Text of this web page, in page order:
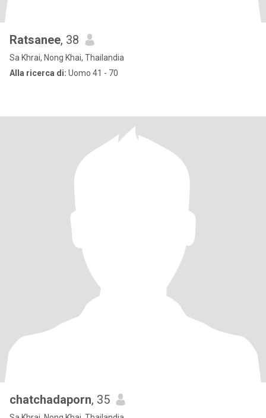
Ratsanee, 38
Sa Khrai, Nong Khai, Thailandia
Alla ricerca di: Uomo 41 - 70
chatchadaporn, 35